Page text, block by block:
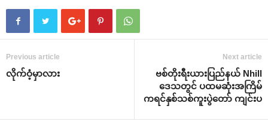
Previous article
လိုက်ဝံ့မှာလား
Next article
ဗစ်တိုးရီးယားပြည်နယ် Nhill
‌ဒေသတွင် ပထမဆုံးအကြိမ်
ကရင်နှစ်သစ်ကူးပွဲ‌တော် ကျင်းပ